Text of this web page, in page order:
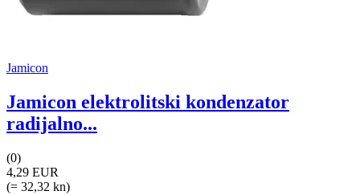
Jamicon
Jamicon elektrolitski kondenzator
radijalno...
(0)
4,29 EUR
(= 32,32 kn)